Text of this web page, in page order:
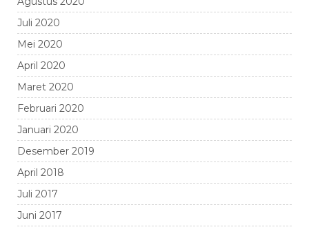
Juli 2020
Mei 2020
April 2020
Maret 2020
Februari 2020
Januari 2020
Desember 2019
April 2018
Juli 2017
Juni 2017